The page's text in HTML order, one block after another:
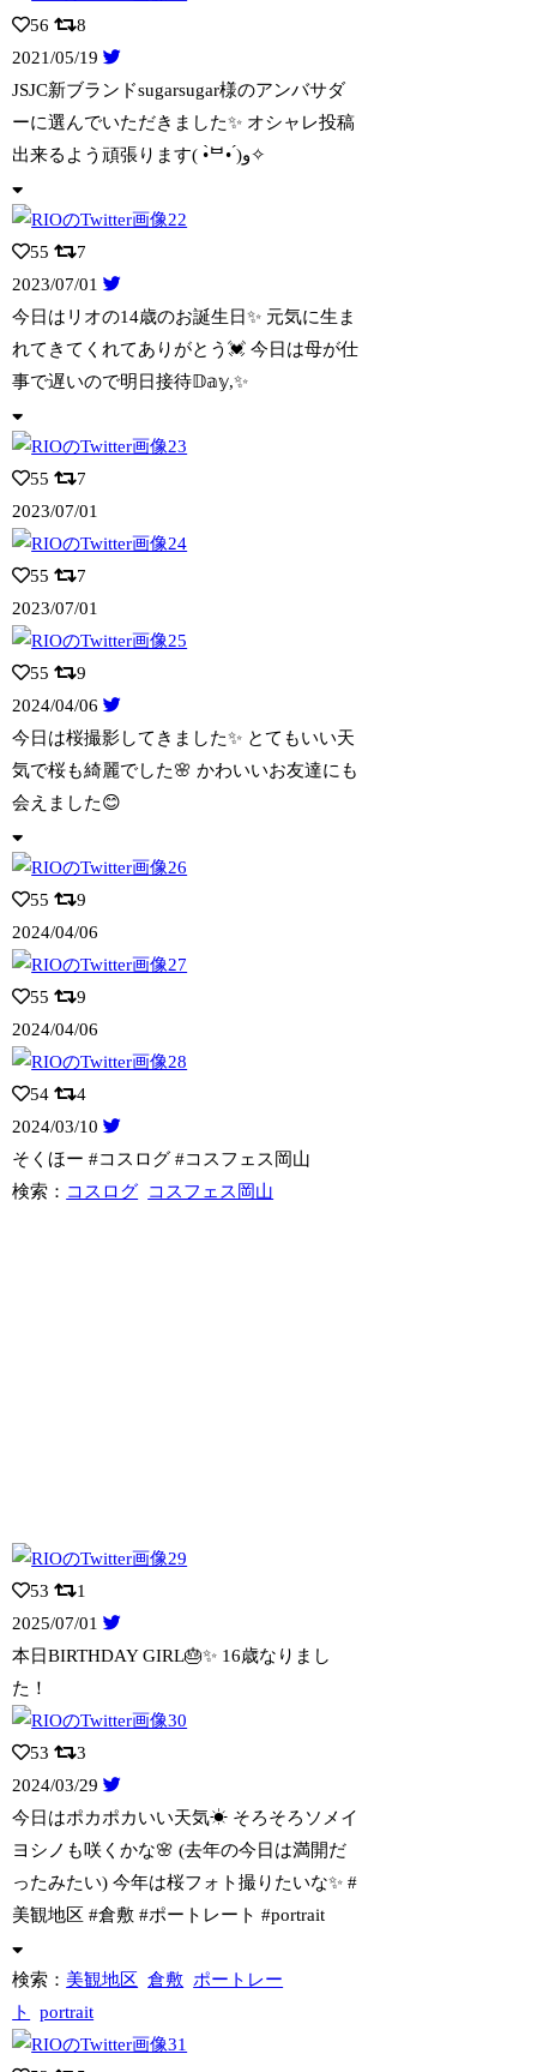
56
8
2021/05/19
JSJC新ブランドsugarsugar様のアンバサダ
ーに選んでいただきました✨ オシャレ投稿
出来るよう頑張ります( •̀ᄇ• ́)ﻭ✧
55
7
2023/07/01
今日はリオの14歳のお誕生日✨ 元気に生ま
れてきてくれてありがとう💓 今日は母が仕
事で遅いので明日接待𝔻𝕒𝕪,✨
55
7
2023/07/01
55
7
2023/07/01
55
9
2024/04/06
今日は桜撮影してきました✨ とてもいい天
気で桜も綺麗でした🌸 かわいいお友達にも
会えました😊
55
9
2024/04/06
55
9
2024/04/06
54
4
2024/03/10
そくほー #コスログ #コスフェス岡山
検索： コスログ コスフェス岡山
53
1
2025/07/01
本日BIRTHDAY GIRL🎂✨ 16歳なりまし
た！
53
3
2024/03/29
今日はポカポカいい天気☀ そろそろソメイ
ヨシノも咲くかな🌸 (去年の今日は満開だ
ったみたい) 今年は桜フォト撮りたいな✨ #
美観地区 #倉敷 #ポートレート #portrait
検索： 美観地区 倉敷 ポートレー
ト
portrait